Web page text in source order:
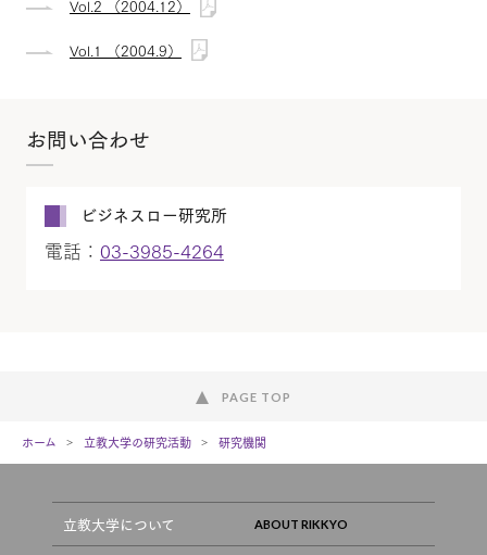
Vol.2 （2004.12）
Vol.1 （2004.9）
お問い合わせ
ビジネスロー研究所
電話： 03-3985-4264
PAGE TOP
ホーム 立教大学の研究活動 研究機関
立教大学について